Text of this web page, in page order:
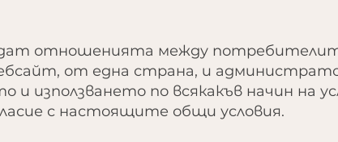
отношенията между
от една страна, и
използването по всякакъв начин на
с настоящите общи условия.